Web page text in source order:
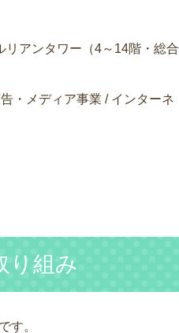
アンタワー（4～14階・総合
・メディア事業 / インターネ
り組み
す。